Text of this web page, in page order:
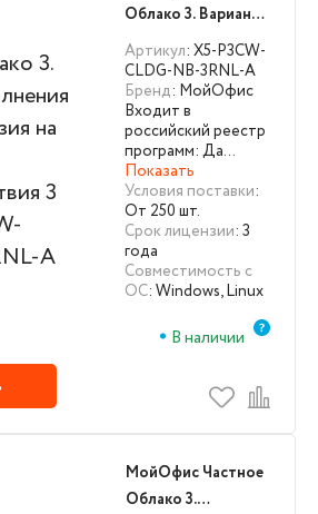
Облако 3. Вариант
исполнения ГОСТ.
Лицензия на
Обновление
сроком действия 3
года X5-P3CW-
CLDG-NB-3RNL-A
Артикул: X5-P3CW-
CLDG-NB-3RNL-A
Бренд: МойОфис
Входит в
российский реестр
программ: Да…
Показать
Условия поставки:
От 250 шт.
Срок лицензии: 3
года
Совместимость с
ОС: Windows, Linux
В наличии
МойОфис Частное
Облако 3.